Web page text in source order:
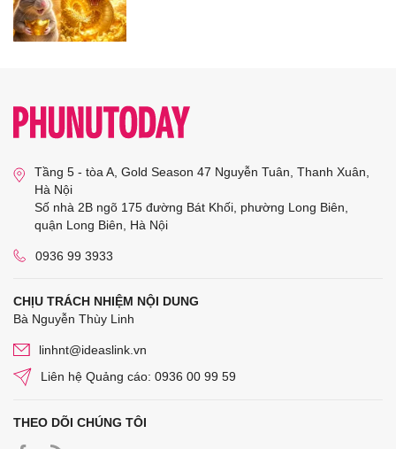
Tầng 5 - tòa A, Gold Season 47 Nguyễn Tuân, Thanh Xuân,
Hà Nội
Số nhà 2B ngõ 175 đường Bát Khối, phường Long Biên,
quận Long Biên, Hà Nội
0936 99 3933
CHỊU TRÁCH NHIỆM NỘI DUNG
Bà Nguyễn Thùy Linh
linhnt@ideaslink.vn
Liên hệ Quảng cáo: 0936 00 99 59
THEO DÕI CHÚNG TÔI